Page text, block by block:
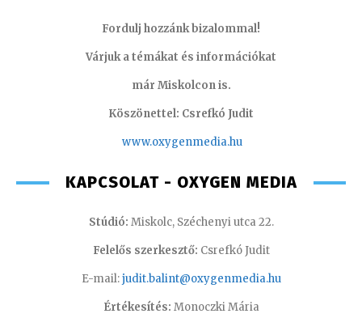
Fordulj hozzánk bizalommal!
Várjuk a témákat és információkat
már Miskolcon is.
Köszönettel: Csrefkó Judit
www.oxygenmedia.hu
KAPCSOLAT - OXYGEN MEDIA
Stúdió: Miskolc, Széchenyi utca 22.
Felelős szerkesztő: Csrefkó Judit
E-mail:judit.balint@oxygenmedia.hu
Értékesítés: Monoczki Mária